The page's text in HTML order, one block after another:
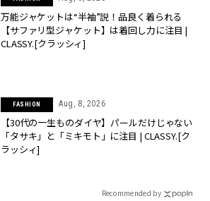
万能ジャケットは“半袖”説！品良く着られる
【サファリ型ジャケット】は着回し力に注目 |
CLASSY.[クラッシィ]
FASHION Aug, 8, 2026
【30代の一生ものダイヤ】パールだけじゃない
「タサキ」と「ミキモト」に注目 | CLASSY.[ク
ラッシィ]
Recommended by